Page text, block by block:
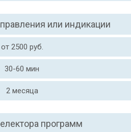
или индикации
от 2500 руб.
30-60 мин
2 месяца
программ